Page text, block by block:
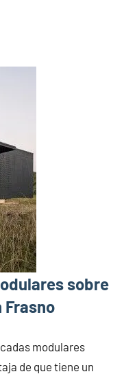
sobre
modulares
de que tiene un